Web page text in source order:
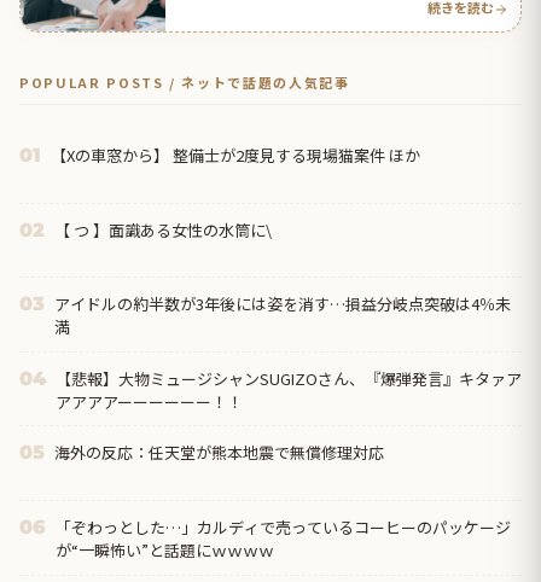
続きを読む
POPULAR POSTS / ネットで話題の人気記事
01 【Xの車窓から】 整備士が2度見する現場猫案件 ほか
02 【 つ 】面識ある女性の水筒に\
03 アイドルの約半数が3年後には姿を消す…損益分岐点突破は4％未
満
04
【悲報】大物ミュージシャンSUGIZOさん、『爆弾発言』キタァア
アアアアーーーーーー！！
05 海外の反応：任天堂が熊本地震で無償修理対応
06
「ぞわっとした…」カルディで売っているコーヒーのパッケージ
が“一瞬怖い”と話題にｗｗｗｗ